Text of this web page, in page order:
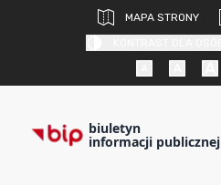
MAPA STRONY
biuletyn
informacji publicznej